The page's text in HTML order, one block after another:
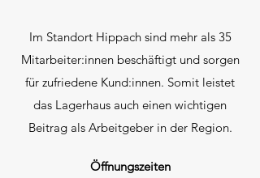
Im Standort Hippach sind mehr als 35
Mitarbeiter:innen beschäftigt und sorgen
für zufriedene Kund:innen. Somit leistet
das Lagerhaus auch einen wichtigen
Beitrag als Arbeitgeber in der Region.
Öffnungszeiten